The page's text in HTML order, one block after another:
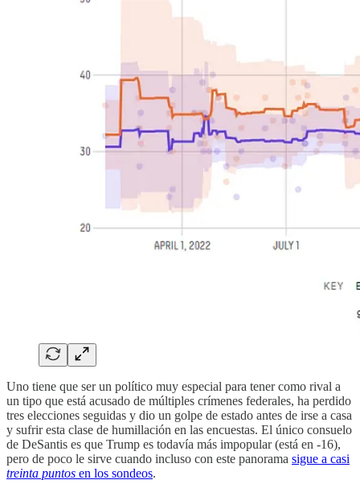
Uno tiene que ser un político muy especial para tener como rival a
un tipo que está acusado de múltiples crímenes federales, ha perdido
tres elecciones seguidas y dio un golpe de estado antes de irse a casa
y sufrir esta clase de humillación en las encuestas. El único consuelo
de DeSantis es que Trump es todavía más impopular (está en -16),
pero de poco le sirve cuando incluso con este panorama sigue a casi
treinta puntos en los sondeos.